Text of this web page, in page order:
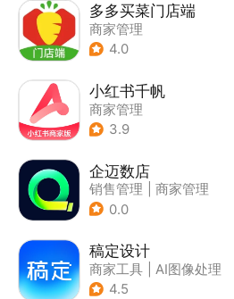
多多买菜门店端
商家管理
4.0
小红书千帆
商家管理
3.9
企迈数店
销售管理
商家管理
0.0
稿定设计
商家工具
AI图像处理
4.5